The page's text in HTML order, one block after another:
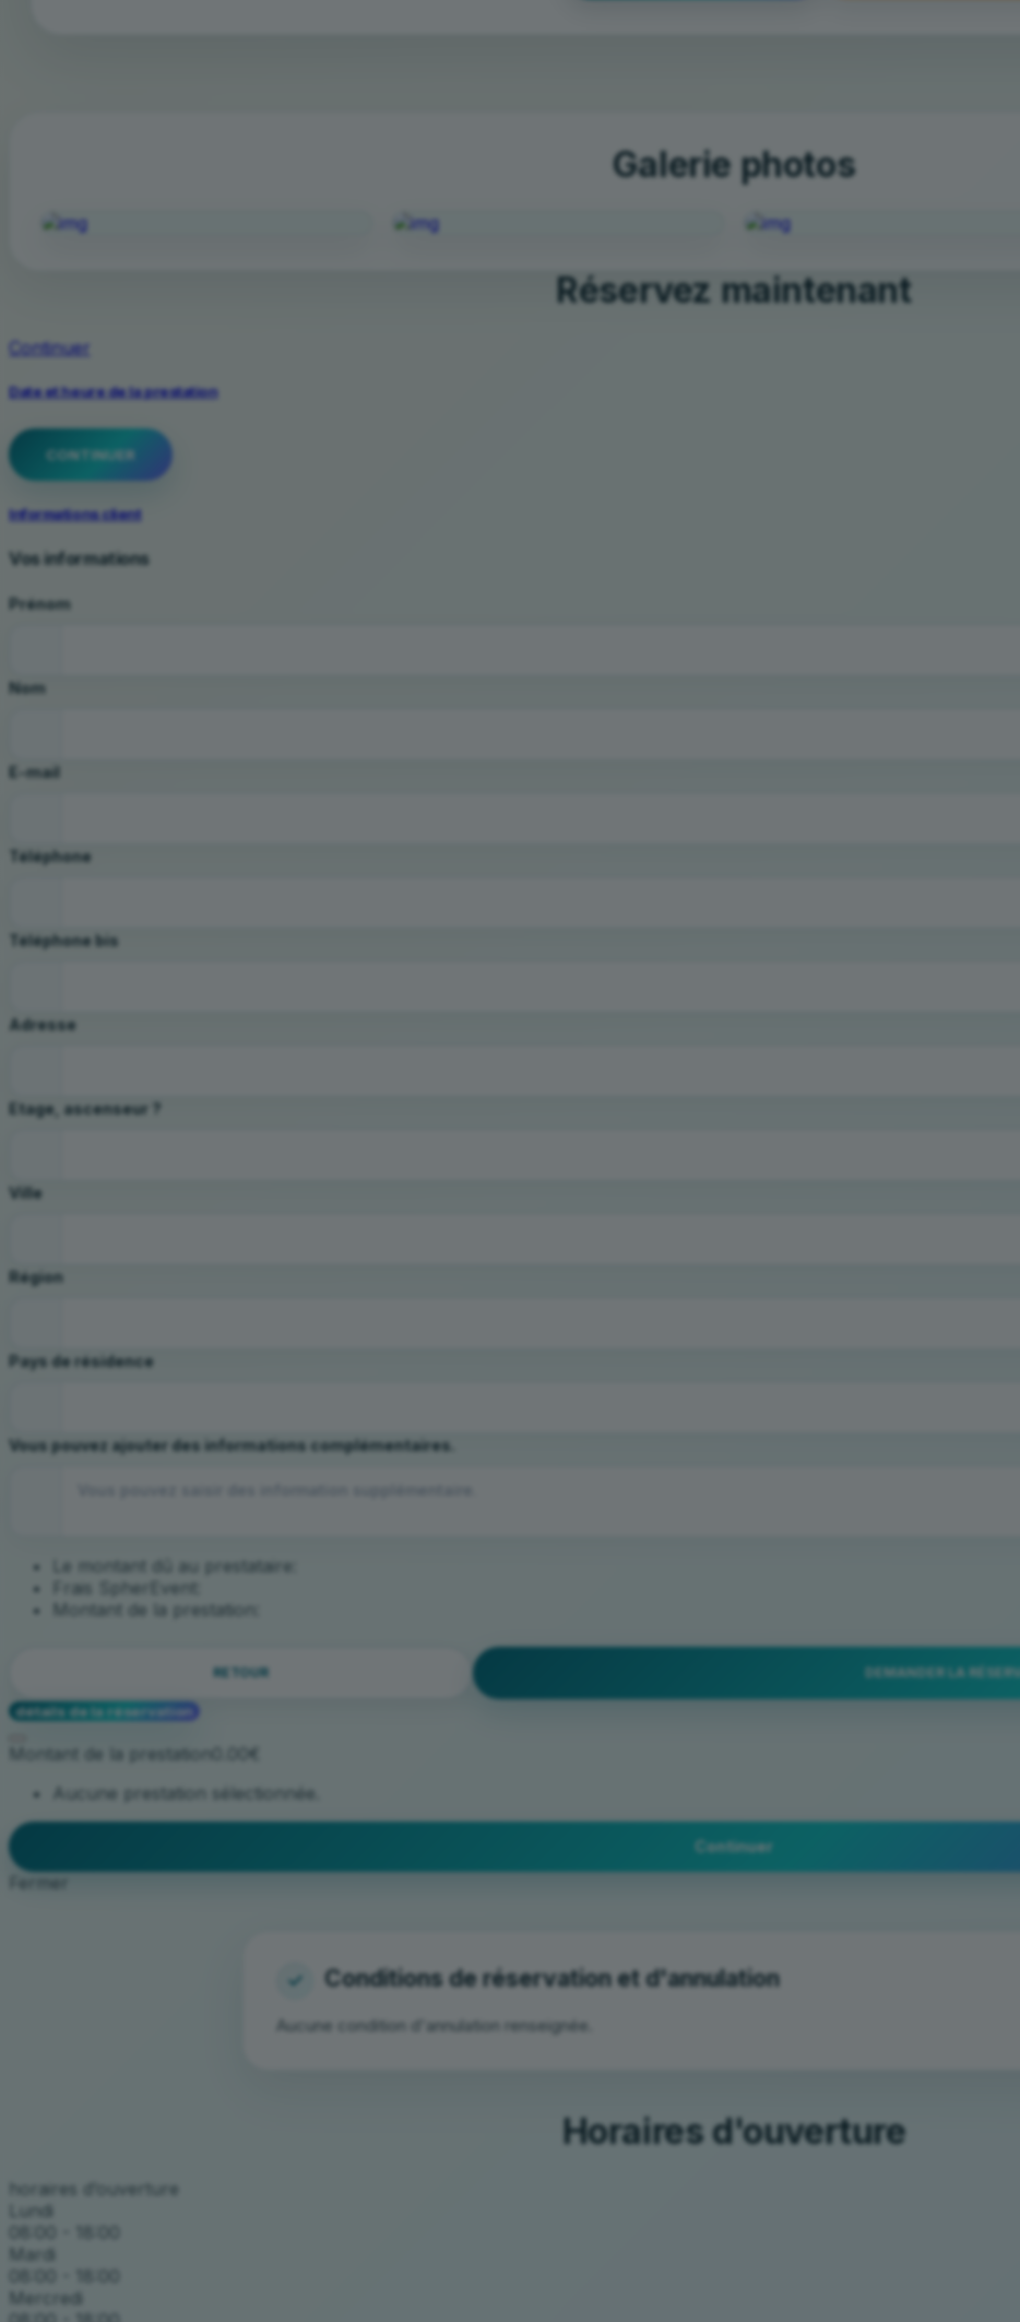
Galerie photos
Réservez maintenant
Continuer
Date et heure de la prestation
CONTINUER
Informations client
Vos informations
Prénom
Nom
E-mail
Téléphone
Téléphone bis
Adresse
Etage, ascenseur ?
Ville
Région
Pays de résidence
Vous pouvez ajouter des informations complémentaires.
Le montant dû au prestataire:
Frais SpherEvent:
Montant de la prestation:
RETOUR DEMANDER LA
détails de la réservation
Montant de la prestation0.00€
Aucune prestation sélectionnée.
Continuer
Fermer
Aucune condition d'annulation renseignée.
Horaires d'ouverture
horaires d’ouverture
Lundi
Mardi
Mercredi